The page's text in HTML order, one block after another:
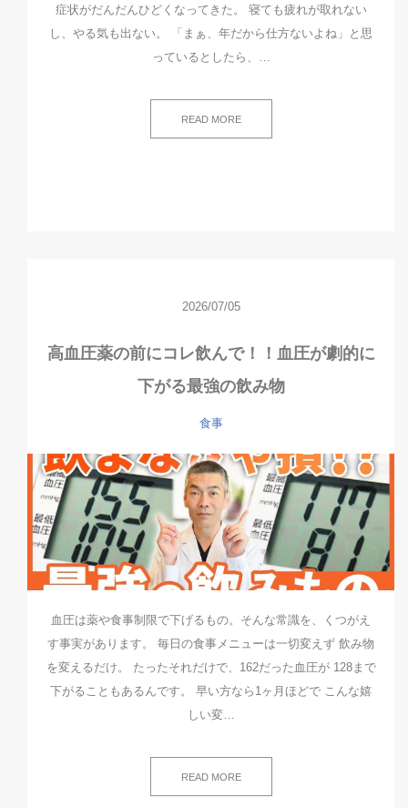
症状がだんだんひどくなってきた。 寝ても疲れが取れない
し、やる気も出ない。 「まぁ、年だから仕方ないよね」と思
っているとしたら、…
READ MORE
2026/07/05
高血圧薬の前にコレ飲んで！！血圧が劇的に
下がる最強の飲み物
食事
血圧は薬や食事制限で下げるもの。そんな常識を、くつがえ
す事実があります。 毎日の食事メニューは一切変えず 飲み物
を変えるだけ。 たったそれだけで、162だった血圧が 128まで
下がることもあるんです。 早い方なら1ヶ月ほどで こんな嬉
しい変…
READ MORE